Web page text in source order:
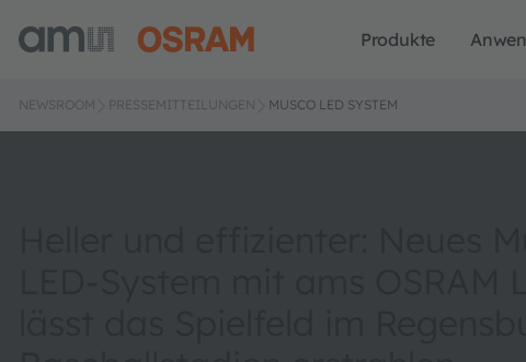
Produkte
NEWSROOM PRESSEMITTEILUNGEN MUSCO LED SYSTEM